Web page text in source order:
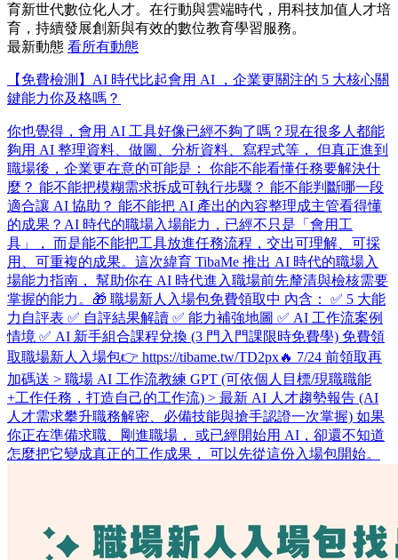
育新世代數位化人才。在行動與雲端時代，用科技加值人才培
育，持續發展創新與有效的數位教育學習服務。
最新動態 看所有動態
【免費檢測】AI 時代比起會用 AI ，企業更關注的 5 大核心關
鍵能力你及格嗎？
你也覺得，會用 AI 工具好像已經不夠了嗎？ ​ 現在很多人都能
夠用 AI 整理資料、做圖、分析資料、寫程式等， 但真正進到
職場後，企業更在意的可能是： 你能不能看懂任務要解決什
麼？ 能不能把模糊需求拆成可執行步驟？ 能不能判斷哪一段
適合讓 AI 協助？ 能不能把 AI 產出的內容整理成主管看得懂
的成果？ ​ AI 時代的職場入場能力，已經不只是「會用工
具」， 而是能不能把工具放進任務流程，交出可理解、可採
用、可重複的成果。 ​ 這次緯育 TibaMe 推出 AI 時代的職場入
場能力指南， 幫助你在 AI 時代進入職場前先釐清與檢核需要
掌握的能力。 ​ 🎁 職場新人入場包免費領取中 內含： ✅ 5 大能
力自評表 ✅ 自評結果解讀 ✅ 能力補強地圖 ✅ AI 工作流案例
情境 ✅ AI 新手組合課程兌換 (3 門入門課限時免費學) 免費領
取職場新人入場包👉 https://tibame.tw/TD2px ​ 🔥 7/24 前領取再
加碼送 > 職場 AI 工作流教練 GPT (可依個人目標/現職職能
+工作任務，打造自己的工作流) > 最新 AI 人才趨勢報告 (AI
人才需求攀升職務解密、必備技能與搶手認證一次掌握) 如果
你正在準備求職、剛進職場， 或已經開始用 AI，卻還不知道
怎麼把它變成真正的工作成果， 可以先從這份入場包開始。 ​